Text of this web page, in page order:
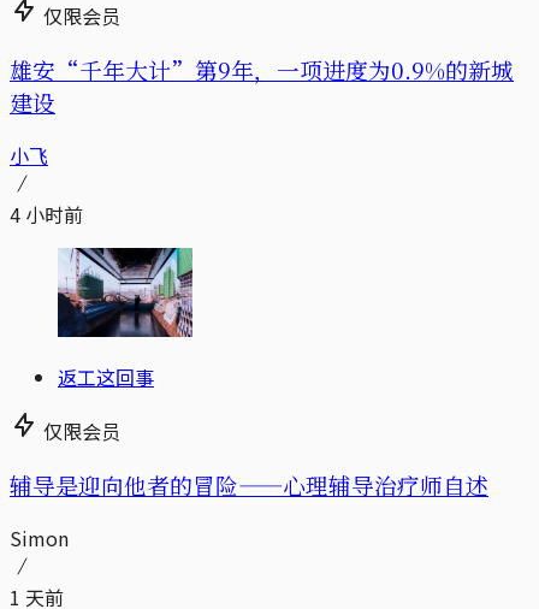
仅限会员
雄安“千年大计”第9年，一项进度为0.9%的新城
建设
小飞
4 小时前
返工这回事
仅限会员
辅导是迎向他者的冒险——心理辅导治疗师自述
Simon
1 天前